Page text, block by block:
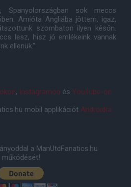
Spanyolországban sok meccs
Amióta Angliába jöttem, igaz,
szombaton ilyen későn.
lesz, hisz jó emlékeink vannak
ellenük."
, Instagramon és YouTube-on
mobil applikációt Androidra
a ManUtdFanatics.hu
működését!